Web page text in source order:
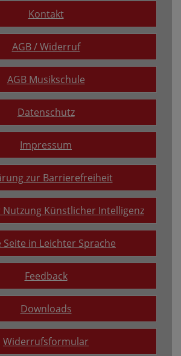
Kontakt
AGB / Widerruf
AGB Musikschule
Datenschutz
Impressum
zur Barrierefreiheit
Nutzung Künstlicher Intelligenz
Seite in Leichter Sprache
Feedback
Downloads
Widerrufsformular